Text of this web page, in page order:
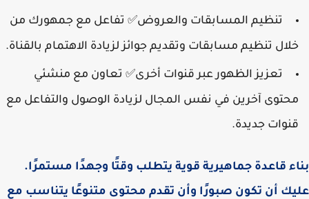
تنظيم المسابقات والعروض✅ تفاعل مع جمهورك من
خلال تنظيم مسابقات وتقديم جوائز لزيادة الاهتمام بالقناة.
تعزيز الظهور عبر قنوات أخرى✅ تعاون مع منشئي
محتوى آخرين في نفس المجال لزيادة الوصول والتفاعل مع
قنوات جديدة.
بناء قاعدة جماهيرية قوية يتطلب وقتًا وجهدًا مستمرًا.
عليك أن تكون صبورًا وأن تقدم محتوى متنوعًا يتناسب مع